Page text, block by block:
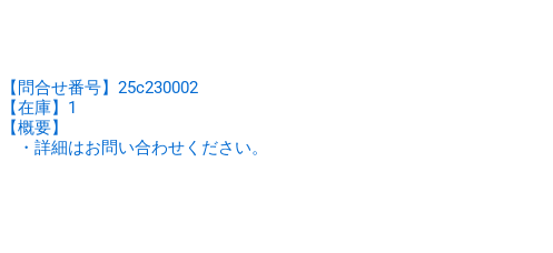
【問合せ番号】25c230002
【在庫】1
【概要】
・詳細はお問い合わせください。